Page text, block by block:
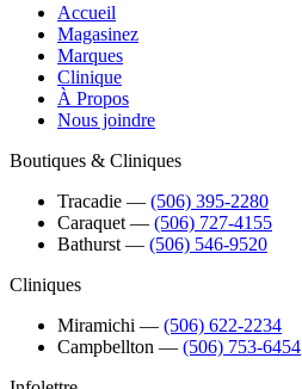
Accueil
Magasinez
Marques
Clinique
À Propos
Nous joindre
Boutiques & Cliniques
Tracadie ― (506) 395-2280
Caraquet ― (506) 727-4155
Bathurst ― (506) 546-9520
Cliniques
Miramichi ― (506) 622-2234
Campbellton ― (506) 753-6454